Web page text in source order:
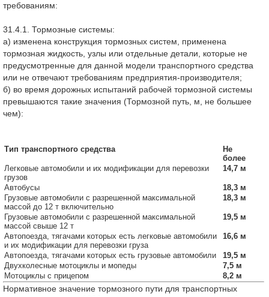
требованиям:
31.4.1. Тормозные системы:
а) изменена конструкция тормозных систем, применена
тормозная жидкость, узлы или отдельные детали, которые не
предусмотренные для данной модели транспортного средства
или не отвечают требованиям предприятия-производителя;
б) во время дорожных испытаний рабочей тормозной системы
превышаются такие значения (Тормозной путь, м, не большее
чем):
Тип транспортного средства
Не
более
Легковые автомобили и их модификации для перевозки
грузов
14,7 м
Автобусы
18,3 м
Грузовые автомобили с разрешенной максимальной
массой до 12 т включительно
18,3 м
Грузовые автомобили с разрешенной максимальной
массой свыше 12 т
19,5 м
Автопоезда, тягачами которых есть легковые автомобили
и их модификации для перевозки груза
16,6 м
Автопоезда, тягачами которых есть грузовые автомобили
19,5 м
Двухколесные мотоциклы и мопеды
7,5 м
Мотоциклы с прицепом
8,2 м
Нормативное значение тормозного пути для транспортных